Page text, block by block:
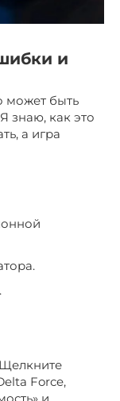
и
может быть
знаю, как это
а игра
Force,